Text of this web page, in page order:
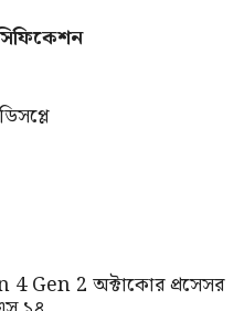
Gen 2 অক্টাকোর প্রসেসর